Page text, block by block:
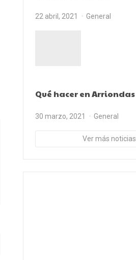
22 abril, 2021 General
Qué hacer en Arriondas
30 marzo, 2021 General
Ver más noticias